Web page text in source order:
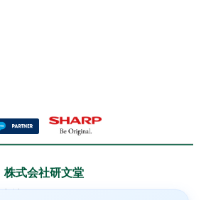
株式会社研文堂
本社：〒890-0054